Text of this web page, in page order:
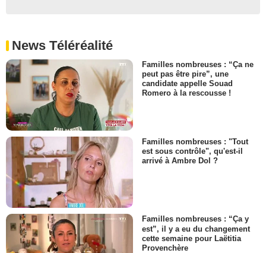
News Téléréalité
Familles nombreuses : “Ça ne
peut pas être pire”, une
candidate appelle Souad
Romero à la rescousse !
Familles nombreuses : "Tout
est sous contrôle", qu'est-il
arrivé à Ambre Dol ?
Familles nombreuses : “Ça y
est”, il y a eu du changement
cette semaine pour Laëtitia
Provenchère